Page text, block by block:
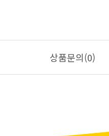
상품문의(0)